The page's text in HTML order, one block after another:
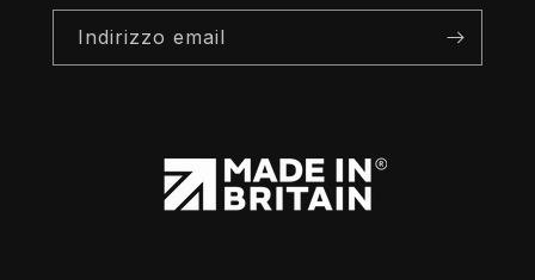
Indirizzo email